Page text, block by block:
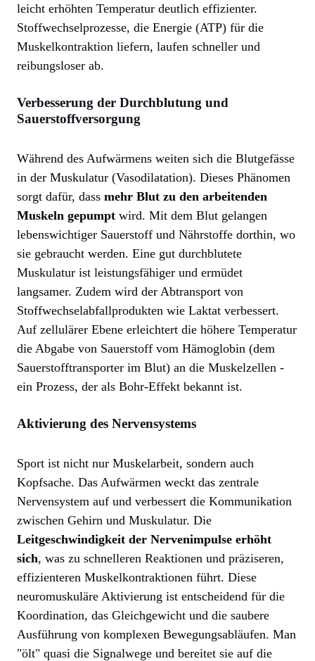
leicht erhöhten Temperatur deutlich effizienter.
Stoffwechselprozesse, die Energie (ATP) für die
Muskelkontraktion liefern, laufen schneller und
reibungsloser ab.
Verbesserung der Durchblutung und
Sauerstoffversorgung
Während des Aufwärmens weiten sich die Blutgefässe
in der Muskulatur (Vasodilatation). Dieses Phänomen
sorgt dafür, dass mehr Blut zu den arbeitenden
Muskeln gepumpt wird. Mit dem Blut gelangen
lebenswichtiger Sauerstoff und Nährstoffe dorthin, wo
sie gebraucht werden. Eine gut durchblutete
Muskulatur ist leistungsfähiger und ermüdet
langsamer. Zudem wird der Abtransport von
Stoffwechselabfallprodukten wie Laktat verbessert.
Auf zellulärer Ebene erleichtert die höhere Temperatur
die Abgabe von Sauerstoff vom Hämoglobin (dem
Sauerstofftransporter im Blut) an die Muskelzellen -
ein Prozess, der als Bohr-Effekt bekannt ist.
Aktivierung des Nervensystems
Sport ist nicht nur Muskelarbeit, sondern auch
Kopfsache. Das Aufwärmen weckt das zentrale
Nervensystem auf und verbessert die Kommunikation
zwischen Gehirn und Muskulatur. Die
Leitgeschwindigkeit der Nervenimpulse erhöht
sich, was zu schnelleren Reaktionen und präziseren,
effizienteren Muskelkontraktionen führt. Diese
neuromuskuläre Aktivierung ist entscheidend für die
Koordination, das Gleichgewicht und die saubere
Ausführung von komplexen Bewegungsabläufen. Man
"ölt" quasi die Signalwege und bereitet sie auf die